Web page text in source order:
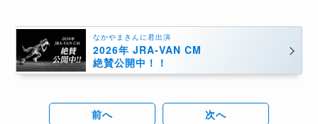
なかやまきんに君出演
2026年 JRA-VAN CM
絶賛公開中！！
前へ 次へ